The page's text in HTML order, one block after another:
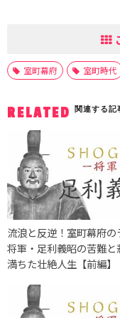
室町幕府 室町時代
RELATED 関連する記
流浪と反逆！室町幕府の
将軍・足利義昭の苦難と
満ちた壮絶人生【前編】